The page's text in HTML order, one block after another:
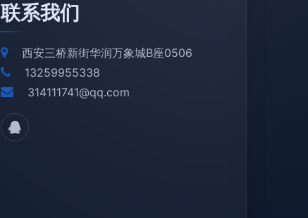
联系我们
西安三桥新街华润万象城B座0506
13259955338
314111741@qq.com